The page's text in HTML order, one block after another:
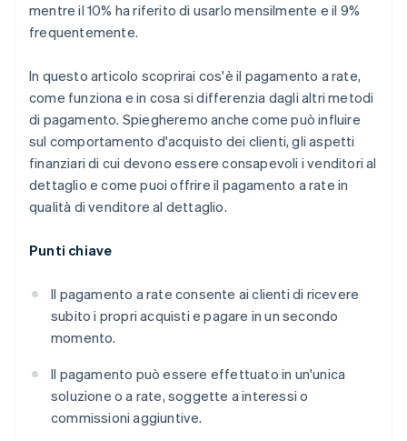
mentre il 10% ha riferito di usarlo mensilmente e il 9%
frequentemente.
In questo articolo scoprirai cos'è il pagamento a rate,
come funziona e in cosa si differenzia dagli altri metodi
di pagamento. Spiegheremo anche come può influire
sul comportamento d'acquisto dei clienti, gli aspetti
finanziari di cui devono essere consapevoli i venditori al
dettaglio e come puoi offrire il pagamento a rate in
qualità di venditore al dettaglio.
Punti chiave
Il pagamento a rate consente ai clienti di ricevere
subito i propri acquisti e pagare in un secondo
momento.
Il pagamento può essere effettuato in un'unica
soluzione o a rate, soggette a interessi o
commissioni aggiuntive.